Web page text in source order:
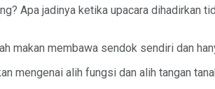
Apa jadinya ketika upacara dihadirkan
makan membawa sendok sendiri dan
mengenai alih fungsi dan alih tangan